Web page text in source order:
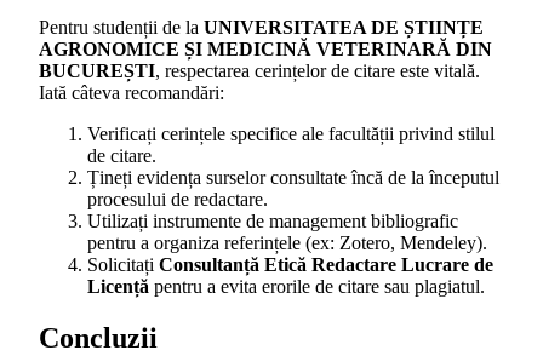
Pentru studenții de la UNIVERSITATEA DE ȘTIINȚE
AGRONOMICE ȘI MEDICINĂ VETERINARĂ DIN
BUCUREȘTI, respectarea cerințelor de citare este vitală.
Iată câteva recomandări:
Verificați cerințele specifice ale facultății privind stilul
de citare.
Țineți evidența surselor consultate încă de la începutul
procesului de redactare.
Utilizați instrumente de management bibliografic
pentru a organiza referințele (ex: Zotero, Mendeley).
Solicitați Consultanță Etică Redactare Lucrare de
Licență pentru a evita erorile de citare sau plagiatul.
Concluzii